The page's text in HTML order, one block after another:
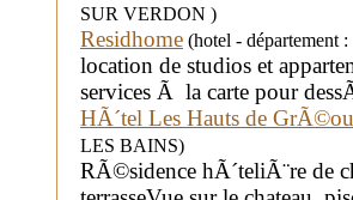
SUR VERDON )
Residhome (hotel -
location de studios et
services Ã la carte pour
HÃ´tel Les Hauts de
LES BAINS)
RÃ©sidence hÃ´teliÃ¨re de